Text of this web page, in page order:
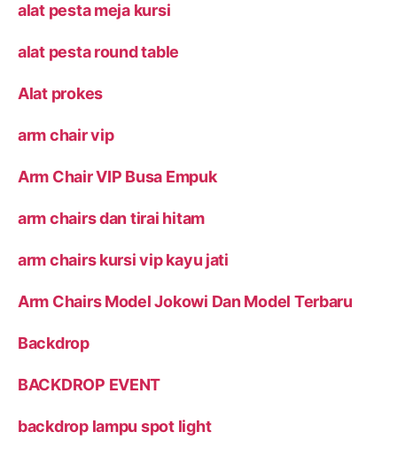
alat pesta meja kursi
alat pesta round table
Alat prokes
arm chair vip
Arm Chair VIP Busa Empuk
arm chairs dan tirai hitam
arm chairs kursi vip kayu jati
Arm Chairs Model Jokowi Dan Model Terbaru
Backdrop
BACKDROP EVENT
backdrop lampu spot light